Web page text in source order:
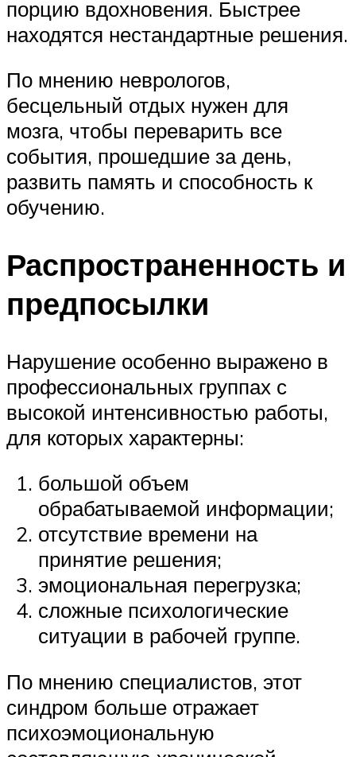
порцию вдохновения. Быстрее
находятся нестандартные решения.
По мнению неврологов,
бесцельный отдых нужен для
мозга, чтобы переварить все
события, прошедшие за день,
развить память и способность к
обучению.
Распространенность и
предпосылки
Нарушение особенно выражено в
профессиональных группах с
высокой интенсивностью работы,
для которых характерны:
большой объем
обрабатываемой информации;
отсутствие времени на
принятие решения;
эмоциональная перегрузка;
сложные психологические
ситуации в рабочей группе.
По мнению специалистов, этот
синдром больше отражает
психоэмоциональную